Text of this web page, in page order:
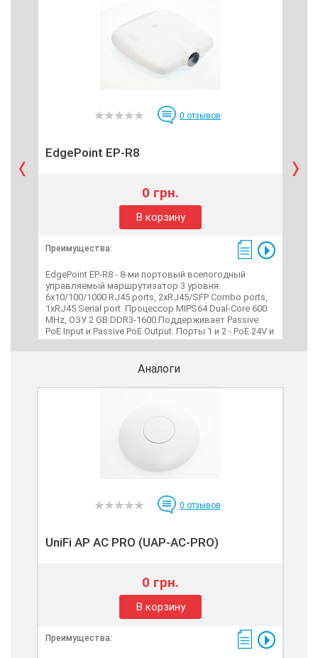
0 отзывов
EdgePoint EP-R8
0 грн.
В корзину
Преимущества:
EdgePoint EP-R8 - 8-ми портовый всепогодный
управляемый маршрутизатор 3 уровня.
6x10/100/1000 RJ45 ports, 2хRJ45/SFP Combo ports,
1xRJ45 Serial port. Процессор MIPS64 Dual-Core 600
MHz, ОЗУ 2 GB DDR3-1600.Поддерживает Passive
PoE Input и Passive PoE Output. Порты 1 и 2 - PoE 24V и
PoE 54V. Порты с 3 по 7 - PoE 24V.
Аналоги
0 отзывов
UniFi AP AC PRO (UAP-AC-PRO)
0 грн.
В корзину
Преимущества: